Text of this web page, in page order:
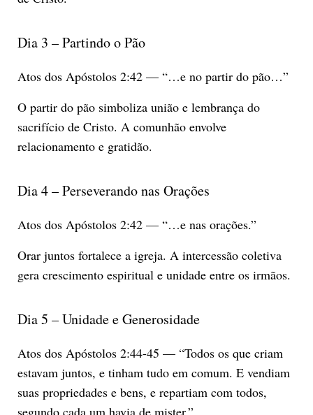
Dia 3 – Partindo o Pão
Atos dos Apóstolos 2:42 — “…e no partir do pão…”
O partir do pão simboliza união e lembrança do
sacrifício de Cristo. A comunhão envolve
relacionamento e gratidão.
Dia 4 – Perseverando nas Orações
Atos dos Apóstolos 2:42 — “…e nas orações.”
Orar juntos fortalece a igreja. A intercessão coletiva
gera crescimento espiritual e unidade entre os irmãos.
Dia 5 – Unidade e Generosidade
Atos dos Apóstolos 2:44-45 — “Todos os que criam
estavam juntos, e tinham tudo em comum. E vendiam
suas propriedades e bens, e repartiam com todos,
segundo cada um havia de mister.”